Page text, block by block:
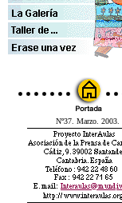
Nº37. Marzo. 2003.